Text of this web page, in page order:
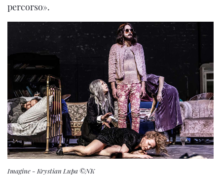
percorso».
Imagine - Krystian Lupa ©NK